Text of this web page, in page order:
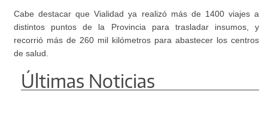
Cabe destacar que Vialidad ya realizó más de 1400 viajes a
distintos puntos de la Provincia para trasladar insumos, y
recorrió más de 260 mil kilómetros para abastecer los centros
de salud.
Últimas Noticias